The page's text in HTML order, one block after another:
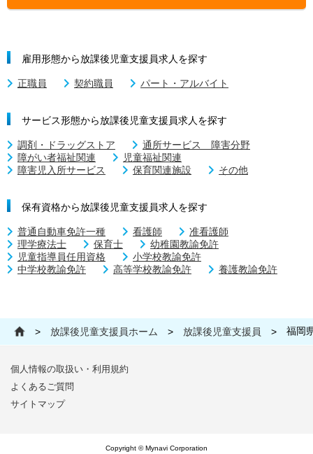
雇用形態から放課後児童支援員求人を探す
正職員 契約職員 パート・アルバイト
サービス形態から放課後児童支援員求人を探す
調剤・ドラッグストア
通所サービス 障害分野
障がい者福祉関連
児童福祉関連
障害児入所サービス
保育関連施設 その他
保有資格から放課後児童支援員求人を探す
普通自動車免許一種 看護師
准看護師
理学療法士
保育士
幼稚園教諭免許
児童指導員任用資格
小学校教諭免許
中学校教諭免許
高等学校教諭免許 養護教諭免許
> 放課後児童支援員ホーム > 放課後児童支援員 > 福岡
個人情報の取扱い・利用規約
よくあるご質問
サイトマップ
Copyright © Mynavi Corporation